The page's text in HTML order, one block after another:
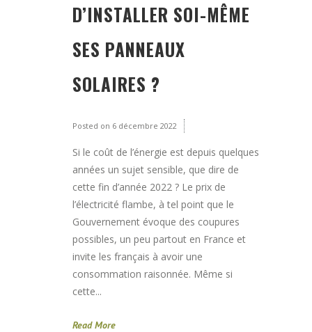
D’INSTALLER SOI-MÊME
SES PANNEAUX
SOLAIRES ?
Posted on 6 décembre 2022
Si le coût de l’énergie est depuis quelques
années un sujet sensible, que dire de
cette fin d’année 2022 ? Le prix de
l’électricité flambe, à tel point que le
Gouvernement évoque des coupures
possibles, un peu partout en France et
invite les français à avoir une
consommation raisonnée. Même si
cette...
Read More